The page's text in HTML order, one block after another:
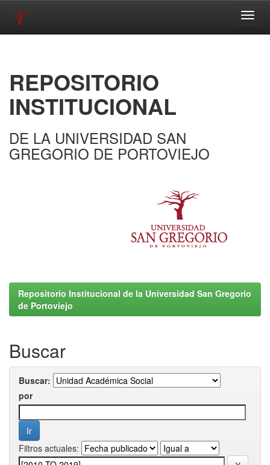
REPOSITORIO
INSTITUCIONAL
DE LA UNIVERSIDAD SAN
GREGORIO DE PORTOVIEJO
Repositorio Institucional de la Universidad San Gregorio
de Portoviejo
Buscar
Buscar:
por
Filtros actuales: